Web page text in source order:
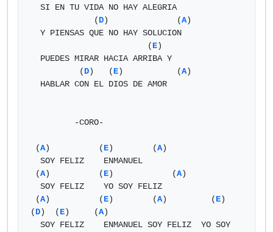
             (
D)              (A)
                        (
E)
          (
D)   (E)           (A)
(A)          (E)        (A)
(A)          (E)            (A)
(A)          (E)        (A)         (E)
(D)  (E)     (A)